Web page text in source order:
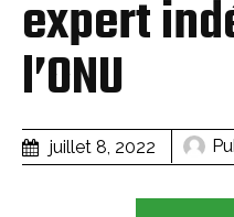
expert
l’ONU
juillet 8, 2022